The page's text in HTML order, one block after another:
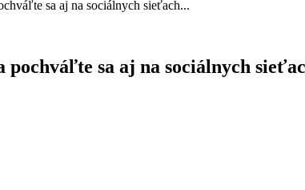
sa aj na sociálnych sieťach...
pochváľte sa aj na sociálnych